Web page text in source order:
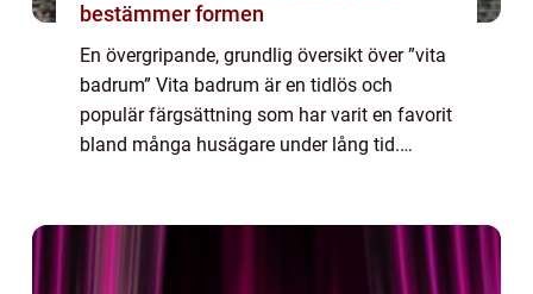
bestämmer formen
En övergripande, grundlig översikt över ”vita
badrum” Vita badrum är en tidlös och
populär färgsättning som har varit en favorit
bland många husägare under lång tid.